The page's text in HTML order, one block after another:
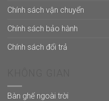
Chính sách vận chuyển
Chính sách bảo hành
Chính sách đổi trả
Bàn ghế ngoài trời